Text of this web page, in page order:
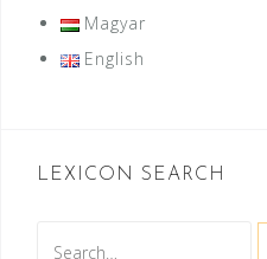
Magyar
English
LEXICON SEARCH